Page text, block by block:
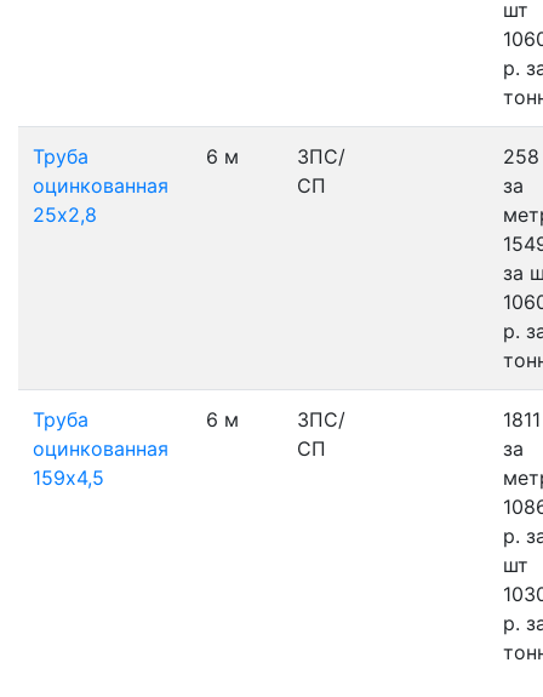
шт
р.
Труба
оцинкованная
25х2,8
6 м
3ПС/
СП
за
за
р.
Труба
оцинкованная
159х4,5
6 м
3ПС/
СП
за
р.
шт
р.